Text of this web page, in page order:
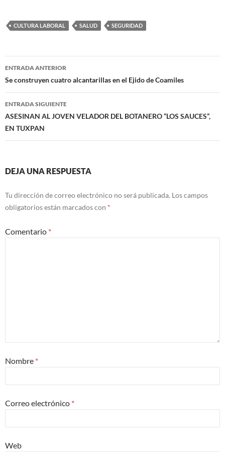
CULTURA LABORAL SALUD SEGURIDAD
Navegación
de
entradas
ENTRADA ANTERIOR
Se construyen cuatro alcantarillas en el Ejido de Coamiles
ENTRADA SIGUIENTE
ASESINAN AL JOVEN VELADOR DEL BOTANERO “LOS SAUCES”,
EN TUXPAN
DEJA UNA RESPUESTA
Tu dirección de correo electrónico no será publicada. Los campos
obligatorios están marcados con *
Comentario *
Nombre *
Correo electrónico *
Web